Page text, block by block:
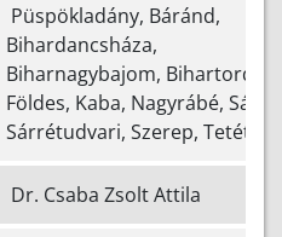
Püspökladány, Báránd,
Bihardancsháza,
Biharnagybajom, Bihartorda,
Földes, Kaba, Nagyrábé, Sáp,
Sárrétudvari, Szerep, Tetétlen
Dr. Csaba Zsolt Attila